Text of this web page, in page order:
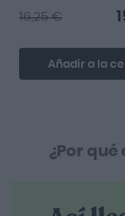
16,25 €
Añadir a la
¿Por